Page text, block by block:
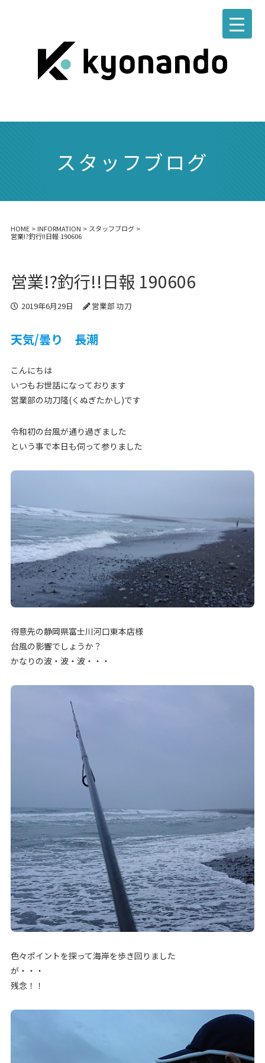
スタッフブログ
HOME> INFORMATION > スタッフブログ>
営業!?釣行!!日報 190606
営業!?釣行!!日報 190606
2019年6月29日 営業部 功刀
天気/曇り 長潮
こんにちは
いつもお世話になっております
営業部の功刀隆(くぬぎたかし)です
令和初の台風が通り過ぎました
という事で本日も伺って参りました
得意先の静岡県富士川河口東本店様
台風の影響でしょうか？
かなりの波・波・波・・・
色々ポイントを探って海岸を歩き回りました
が・・・
残念！！